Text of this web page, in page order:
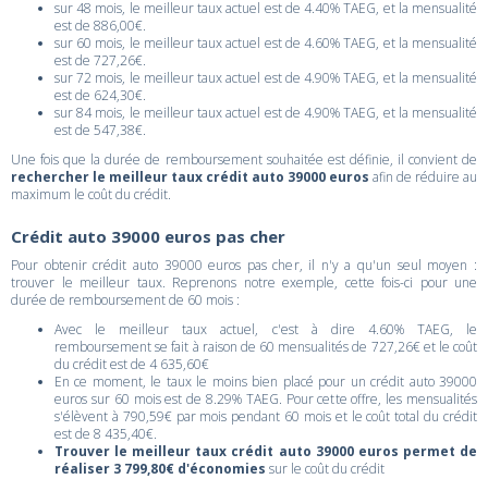
sur 48 mois, le meilleur taux actuel est de 4.40% TAEG, et la mensualité
est de 886,00€.
sur 60 mois, le meilleur taux actuel est de 4.60% TAEG, et la mensualité
est de 727,26€.
sur 72 mois, le meilleur taux actuel est de 4.90% TAEG, et la mensualité
est de 624,30€.
sur 84 mois, le meilleur taux actuel est de 4.90% TAEG, et la mensualité
est de 547,38€.
Une fois que la durée de remboursement souhaitée est définie, il convient de
rechercher le meilleur taux crédit auto 39000 euros afin de réduire au
maximum le coût du crédit.
Crédit auto 39000 euros pas cher
Pour obtenir crédit auto 39000 euros pas cher, il n'y a qu'un seul moyen :
trouver le meilleur taux. Reprenons notre exemple, cette fois-ci pour une
durée de remboursement de 60 mois :
Avec le meilleur taux actuel, c'est à dire 4.60% TAEG, le
remboursement se fait à raison de 60 mensualités de 727,26€ et le coût
du crédit est de 4 635,60€
En ce moment, le taux le moins bien placé pour un crédit auto 39000
euros sur 60 mois est de 8.29% TAEG. Pour cette offre, les mensualités
s'élèvent à 790,59€ par mois pendant 60 mois et le coût total du crédit
est de 8 435,40€.
Trouver le meilleur taux crédit auto 39000 euros permet de
réaliser 3 799,80€ d'économies sur le coût du crédit